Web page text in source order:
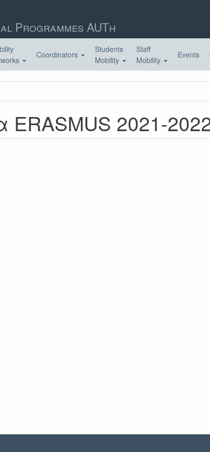
Programmes AUTh
Coordinators
Students
Mobility
Staff
Mobility
Events
ERASMUS 2021-